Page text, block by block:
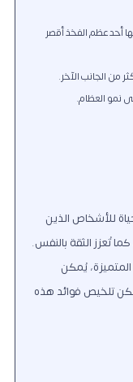
أحد عظم الفخذ أقصر
من الجانب الآخر.
نمو العظام.
للأشخاص الذين
تُعزز الثقة بالنفس.
يُمكن
تلخيص فوائد هذه